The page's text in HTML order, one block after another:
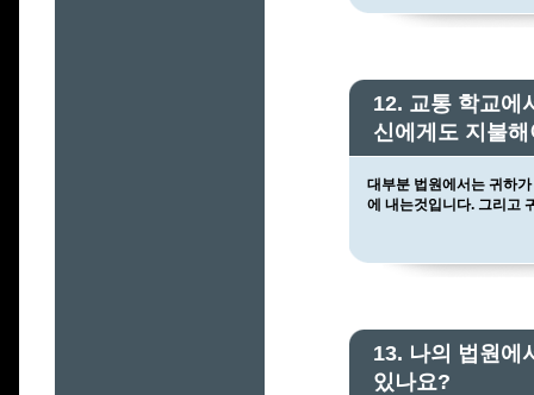
12. 교통 학교에
신에게도 지불
대부분 법원에서는 귀하
에 내는것입니다. 그리고
13. 나의 법원에
있나요?